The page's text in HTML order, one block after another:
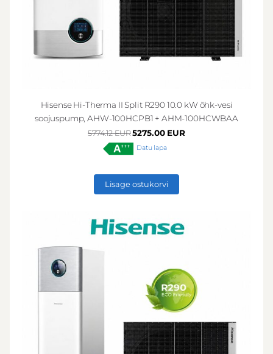
Hisense Hi-Therma II Split R290 10.0 kW õhk-vesi
soojuspump, AHW-100HCPB1 + AHM-100HCWBAA
5774.12 EUR5275.00 EUR
Datu lapa
Lisage ostukorvi